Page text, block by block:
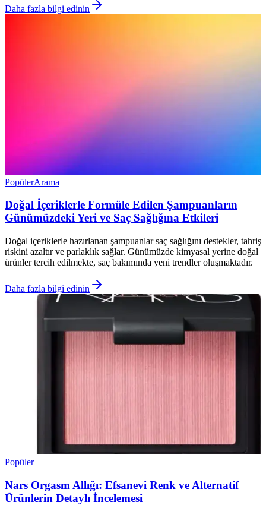
Daha fazla bilgi edinin
PopülerArama
Doğal İçeriklerle Formüle Edilen Şampuanların
Günümüzdeki Yeri ve Saç Sağlığına Etkileri
Doğal içeriklerle hazırlanan şampuanlar saç sağlığını destekler, tahriş
riskini azaltır ve parlaklık sağlar. Günümüzde kimyasal yerine doğal
ürünler tercih edilmekte, saç bakımında yeni trendler oluşmaktadır.
Daha fazla bilgi edinin
Popüler
Nars Orgasm Allığı: Efsanevi Renk ve Alternatif
Ürünlerin Detaylı İncelemesi